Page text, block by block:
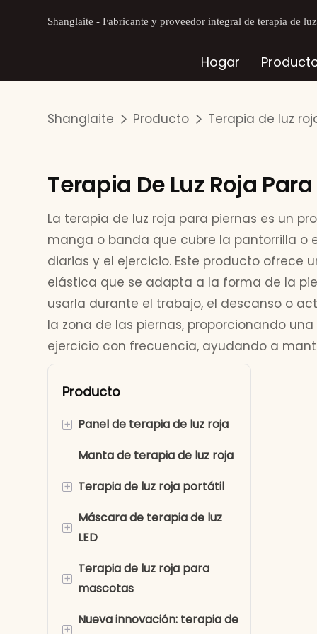
Shanglaite - Fabricante y proveedor integral de terapia de
Hogar
Shanglaite Producto Terapia de luz
Terapia De Luz Roja
La terapia de luz roja para piernas es un
manga o banda que cubre la pantorrilla o
diarias y el ejercicio. Este producto ofrece
elástica que se adapta a la forma de la
usarla durante el trabajo, el descanso o
la zona de las piernas, proporcionando
ejercicio con frecuencia, ayudando a
Producto
+ Panel de terapia de luz roja
Terapia de luz roja de
carrocería
Manta de terapia de luz roja
+ Terapia de luz roja portátil
Cinturones de terapia de
luz roja
Terapia de luz roja para la
rodilla
Terapia de luz roja para
+
Máscara de terapia de luz
LED
Mascarilla facial de
terapia de luz LED
Máscara ocular de luz roja
+
Terapia de luz roja para
mascotas
Terapia de luz roja para
+
Nueva innovación: terapia de